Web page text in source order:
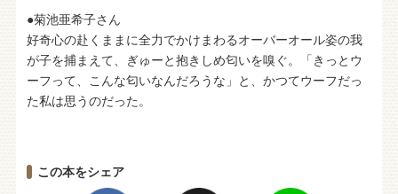
●菊池亜希子さん
好奇心の赴くままに全力でかけまわるオーバーオール姿の我
が子を捕まえて、ぎゅーと抱きしめ匂いを嗅ぐ。「きっとウ
ーフって、こんな匂いなんだろうな」と、かつてウーフだっ
た私は思うのだった。
この本をシェア